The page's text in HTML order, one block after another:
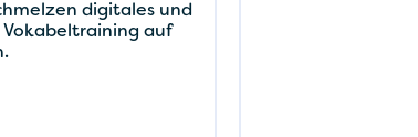
digitales und
Vokabeltraining auf